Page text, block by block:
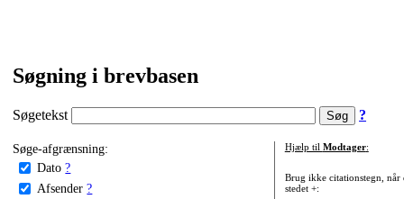
Søgning i brevbasen
Søgetekst ?
Søge-afgrænsning:
Dato ?
Afsender ?
Hjælp til Modtager:
Brug ikke citationstegn, når
stedet +: